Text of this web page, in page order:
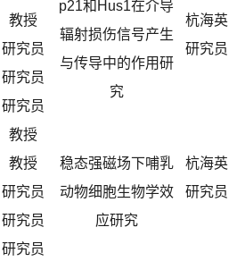
教授
研究员
研究员
研究员
p21和Hus1在介导
辐射损伤信号产生
与传导中的作用研
究
杭海英
研究员
教授
教授
研究员
研究员
研究员
稳态强磁场下哺乳
动物细胞生物学效
应研究
杭海英
研究员